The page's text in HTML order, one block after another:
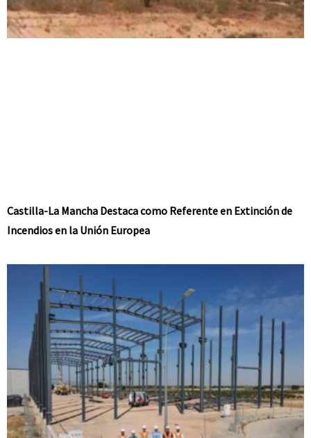
Castilla-La Mancha Destaca como Referente en Extinción de
Incendios en la Unión Europea